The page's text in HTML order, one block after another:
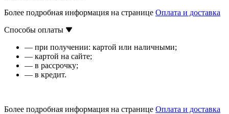
Более подробная информация на странице Оплата и доставка
Способы оплаты
— при получении: картой или наличными;
— картой на сайте;
— в рассрочку;
— в кредит.
Более подробная информация на странице Оплата и доставка